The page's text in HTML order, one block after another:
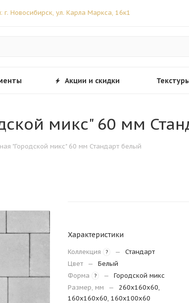
г. Новосибирск, ул. Карла Маркса, 16к1
Акции и скидки
микс" 60 мм
"Городской микс" 60 мм Стандарт белый
Характеристики
Коллекция ? —
Стандарт
Цвет
—
Белый
Форма
? —
Городской микс
Размер, мм
—
260х160х60,
160х160х60, 160х100х60